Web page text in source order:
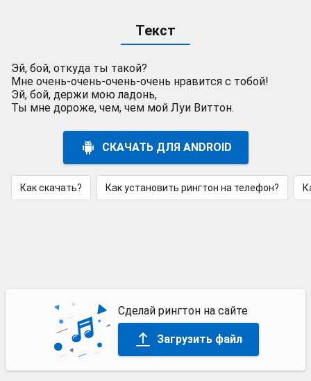
Текст
Эй, бой, откуда ты такой?
Мне очень-очень-очень-очень нравится с тобой!
Эй, бой, держи мою ладонь,
Ты мне дороже, чем, чем мой Луи Виттон.
СКАЧАТЬ ДЛЯ ANDROID
Как скачать? Как установить рингтон на телефон?
Сделай рингтон на сайте
Загрузить файл